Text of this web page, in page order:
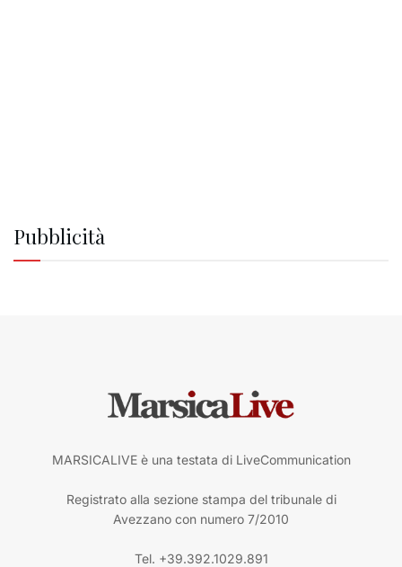
Pubblicità
MARSICALIVE è una testata di LiveCommunication
Registrato alla sezione stampa del tribunale di
Avezzano con numero 7/2010
Tel. +39.392.1029.891